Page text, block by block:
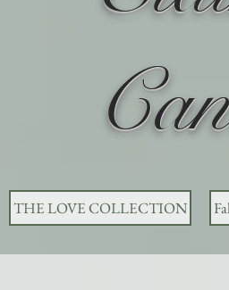
THE LOVE COLLECTION